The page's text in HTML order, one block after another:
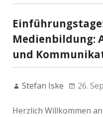
Medienbildung:
und
Stefan Iske 26.
Herzlich Willkommen